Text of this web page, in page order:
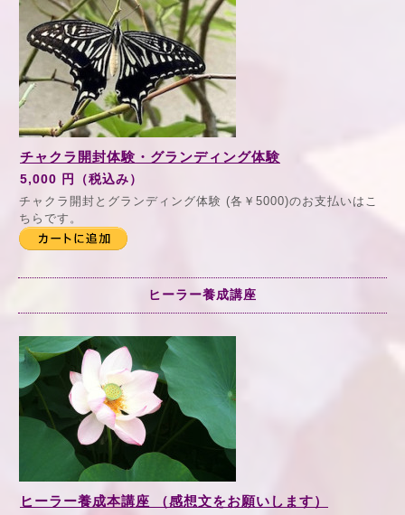
チャクラ開封体験・グランディング体験
5,000 円（税込み）
チャクラ開封とグランディング体験 (各￥5000)のお支払いはこ
ちらです。
ヒーラー養成講座
ヒーラー養成本講座 （感想文をお願いします）